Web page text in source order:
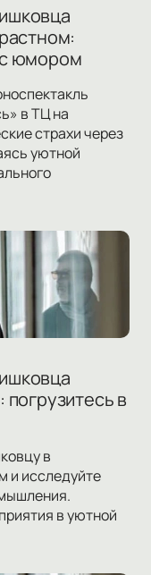
юмором
в ТЦ на
страхи через
уютной
в
в
и исследуйте
в уютной